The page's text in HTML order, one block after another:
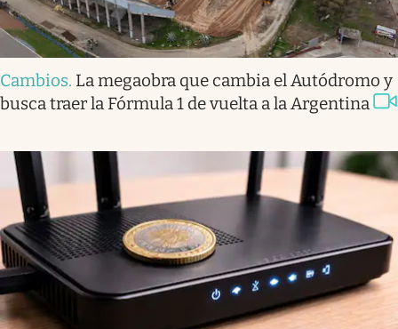
Cambios. La megaobra que cambia el Autódromo y
busca traer la Fórmula 1 de vuelta a la Argentina